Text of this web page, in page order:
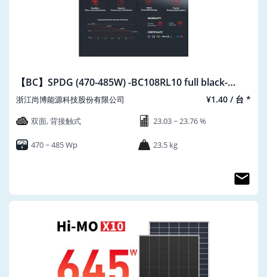
【BC】SPDG (470-485W) -BC108RL10 full black-
30mm
浙江尚博能源科技股份有限公司 ¥1.40 / 台 *
双面, 背接触式 23.03 ~ 23.76 %
470 ~ 485 Wp 23.5 kg